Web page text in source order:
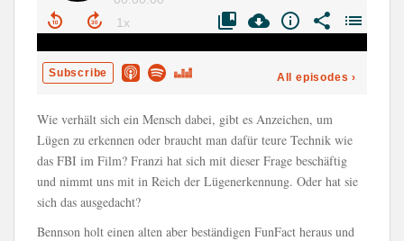
Wie verhält sich ein Mensch dabei, gibt es Anzeichen, um
Lügen zu erkennen oder braucht man dafür teure Technik wie
das FBI im Film? Franzi hat sich mit dieser Frage beschäftig
und nimmt uns mit in Reich der Lügenerkennung. Oder hat sie
sich das ausgedacht?
Bennson holt einen alten aber beständigen FunFact heraus und